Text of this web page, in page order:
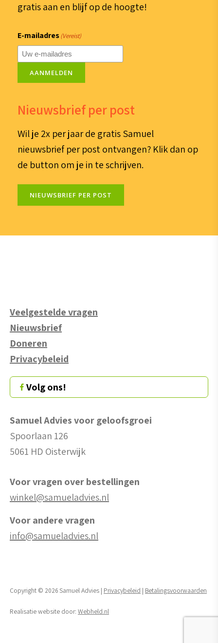
gratis aan en blijf op de hoogte!
E-mailadres(Vereist)
AANMELDEN
Nieuwsbrief per post
Wil je 2x per jaar de gratis Samuel
nieuwsbrief per post ontvangen? Klik dan op
de button om je in te schrijven.
NIEUWSBRIEF PER POST
Veelgestelde vragen
Nieuwsbrief
Doneren
Privacybeleid
Volg ons!
Samuel Advies voor geloofsgroei
Spoorlaan 126
5061 HD Oisterwijk
Voor vragen over bestellingen
winkel@samueladvies.nl
Voor andere vragen
info@samueladvies.nl
Copyright © 2026 Samuel Advies | Privacybeleid | Betalingsvoorwaarden
Realisatie website door: Webheld.nl